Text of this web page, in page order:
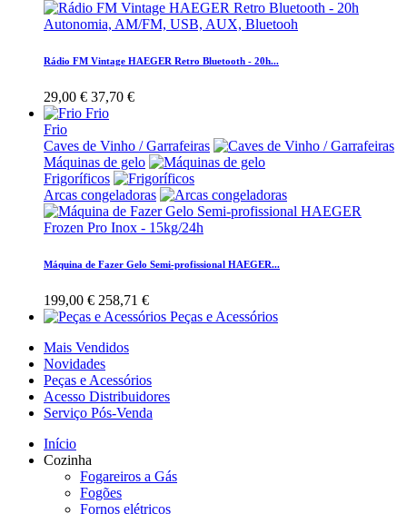
Rádio FM Vintage HAEGER Retro Bluetooth - 20h...
29,00 € 37,70 €
Frio
Frio
Caves de Vinho / Garrafeiras
Máquinas de gelo
Frigoríficos
Arcas congeladoras
Máquina de Fazer Gelo Semi-profissional HAEGER...
199,00 € 258,71 €
Peças e Acessórios
Mais Vendidos
Novidades
Peças e Acessórios
Acesso Distribuidores
Serviço Pós-Venda
Início
Cozinha
Fogareiros a Gás
Fogões
Fornos elétricos